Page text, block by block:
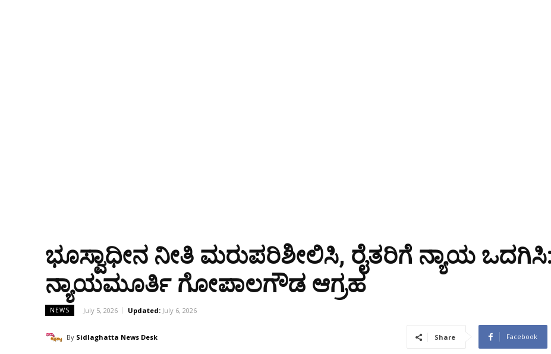
ಭೂಸ್ವಾಧೀನ ನೀತಿ ಮರುಪರಿಶೀಲಿಸಿ, ರೈತರಿಗೆ ನ್ಯಾಯ ಒದಗಿಸಿ:
ನ್ಯಾಯಮೂರ್ತಿ ಗೋಪಾಲಗೌಡ ಆಗ್ರಹ
NEWS July 5, 2026 Updated: July 6, 2026
By Sidlaghatta News Desk Share Facebook